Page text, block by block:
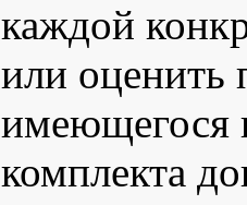
каждой
или оценить
имеющегося
комплекта